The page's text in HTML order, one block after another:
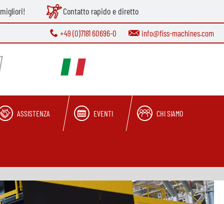
Contatto rapido e diretto
+49 (0)7181 60696-0 info@fiss-machines.com
ASSISTENZA EVENTI CHI SIAMO